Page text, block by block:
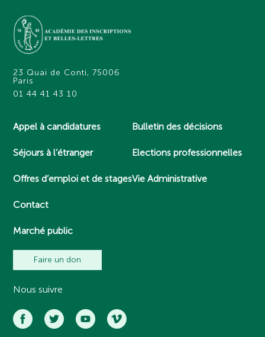
23 Quai de Conti, 75006
Paris
01 44 41 43 10
Appel à candidatures
Séjours à l’étranger
Offres d’emploi et de stages
Contact
Marché public
Bulletin des décisions
Elections professionnelles
Vie Administrative
Faire un don
Nous suivre